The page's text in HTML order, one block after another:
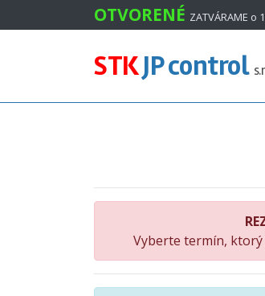
OTVORENÉ ZATVÁRAME o
STKJP control
Vyberte termín, ktorý